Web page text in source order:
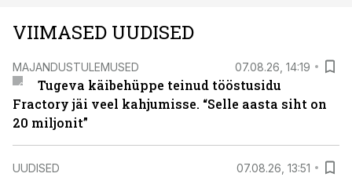
VIIMASED UUDISED
MAJANDUSTULEMUSED 07.08.26, 14:19
Tugeva käibehüppe teinud tööstusidu
Fractory jäi veel kahjumisse. “Selle aasta siht on
20 miljonit”
UUDISED 07.08.26, 13:51